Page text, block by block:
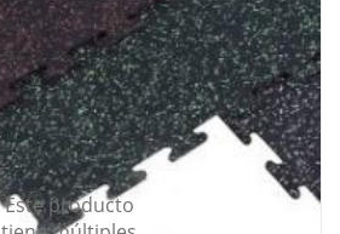
Este producto